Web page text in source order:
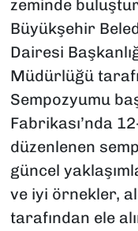
zeminde
Büyükşehir
Dairesi
Müdürlüğü
Sempozyumu
Fabrikası’nda
düzenlenen
güncel
ve iyi örnekler,
tarafından ele